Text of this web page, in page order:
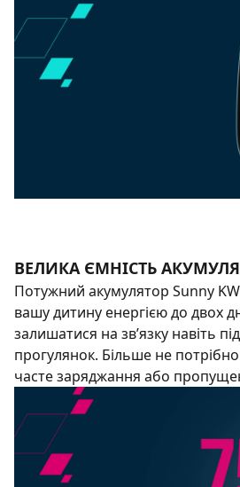
ВЕЛИКА ЄМНІСТЬ
Потужний акумулятор Sunny
вашу дитину енергією до двох
залишатися на зв’язку навіть
прогулянок. Більше не
часте заряджання або